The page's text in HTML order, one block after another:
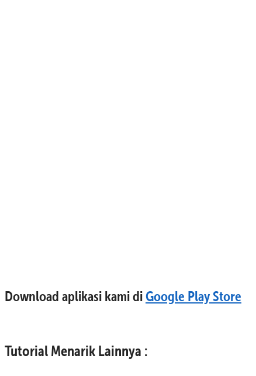
Download aplikasi kami diGoogle Play Store
Tutorial Menarik Lainnya :